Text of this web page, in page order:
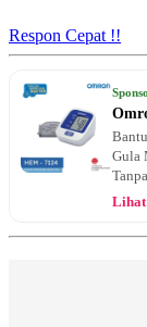
Respon Cepat !!
Gula